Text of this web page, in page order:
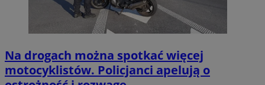
Na drogach można spotkać więcej
motocyklistów. Policjanci apelują o